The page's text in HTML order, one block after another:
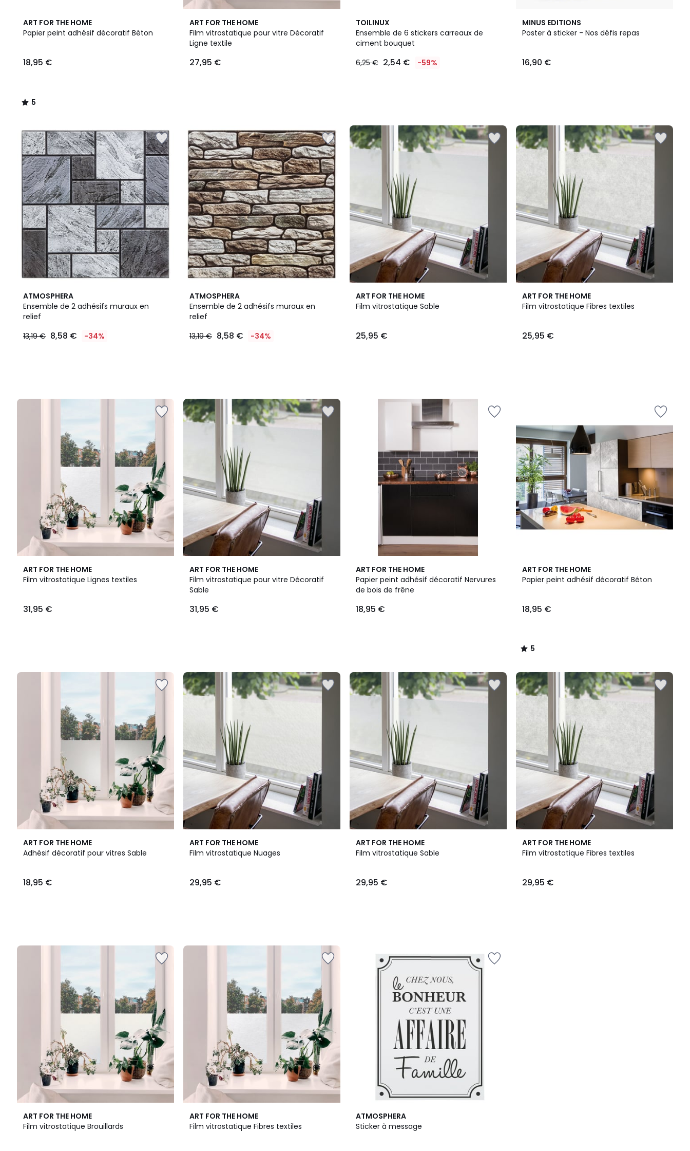
ART FOR THE HOME
Papier peint adhésif décoratif Béton
€.
18,95 €
5
/
5
/
ART FOR THE HOME
Film vitrostatique pour vitre Décoratif
Ligne textile
27,95 €
TOILINUX
Ensemble de 6 stickers carreaux de
ciment bouquet
6,25 € 2,54 € -59%
MINUS EDITIONS
Poster à sticker - Nos défis repas
16,90 €
ATMOSPHERA
Ensemble de 2 adhésifs muraux en
relief
13,19 € 8,58 € -34%
ATMOSPHERA
Ensemble de 2 adhésifs muraux en
relief
13,19 € 8,58 € -34%
ART FOR THE HOME
Film vitrostatique Sable
25,95 €
ART FOR THE HOME
Film vitrostatique Fibres textiles
25,95 €
ART FOR THE HOME
Film vitrostatique Lignes textiles
31,95 €
ART FOR THE HOME
Film vitrostatique pour vitre Décoratif
Sable
31,95 €
ART FOR THE HOME
Papier peint adhésif décoratif Nervures
de bois de frêne
18,95 €
ART FOR THE HOME
Papier peint adhésif décoratif Béton
18,95 €
5
/
5
/
ART FOR THE HOME
Adhésif décoratif pour vitres Sable
18,95 €
ART FOR THE HOME
Film vitrostatique Nuages
29,95 €
ART FOR THE HOME
Film vitrostatique Sable
29,95 €
ART FOR THE HOME
Film vitrostatique Fibres textiles
29,95 €
ART FOR THE HOME
Film vitrostatique Brouillards
ART FOR THE HOME
Film vitrostatique Fibres textiles
ATMOSPHERA
Sticker à message
2
Couleurs